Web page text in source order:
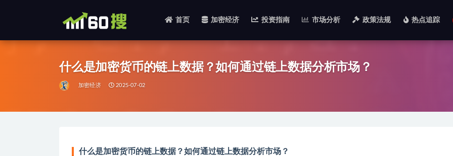
首页 加密经济 投资指南 市场分析 政策法规 热点追踪
什么是加密货币的链上数据？如何通过链上数据分析市场？
加密经济 2025-07-02
什么是加密货币的链上数据？如何通过链上数据分析市场？